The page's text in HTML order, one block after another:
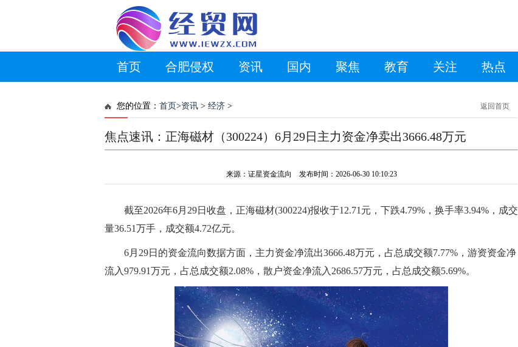
首页 合肥侵权 资讯 国内 聚焦 教育 关注 热点
您的位置： 首页>资讯 > 经济 > 返回首页
焦点速讯：正海磁材（300224）6月29日主力资金净卖出3666.48万元
来源：证星资金流向 发布时间：2026-06-30 10:10:23
截至2026年6月29日收盘，正海磁材(300224)报收于12.71元，下跌4.79%，换手率3.94%，成交
量36.51万手，成交额4.72亿元。
6月29日的资金流向数据方面，主力资金净流出3666.48万元，占总成交额7.77%，游资资金净
流入979.91万元，占总成交额2.08%，散户资金净流入2686.57万元，占总成交额5.69%。